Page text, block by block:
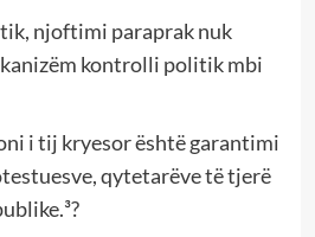
njoftimi paraprak nuk
kontrolli politik mbi
i tij kryesor është garantimi
qytetarëve të tjerë